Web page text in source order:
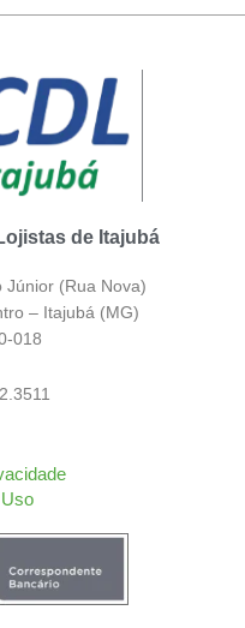
de Itajubá
Júnior (Rua Nova)
– Itajubá (MG)
018